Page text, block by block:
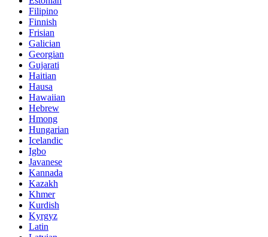
Filipino
Finnish
Frisian
Galician
Georgian
Gujarati
Haitian
Hausa
Hawaiian
Hebrew
Hmong
Hungarian
Icelandic
Igbo
Javanese
Kannada
Kazakh
Khmer
Kurdish
Kyrgyz
Latin